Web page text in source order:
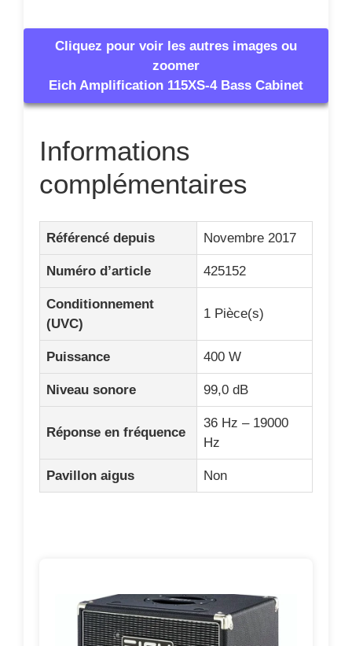
Cliquez pour voir les autres images ou
zoomer
Eich Amplification 115XS-4 Bass Cabinet
Informations
complémentaires
Référencé depuis Novembre 2017
Numéro d’article 425152
Conditionnement
(UVC)
1 Pièce(s)
Puissance 400 W
Niveau sonore 99,0 dB
Réponse en fréquence
36 Hz – 19000
Hz
Pavillon aigus Non